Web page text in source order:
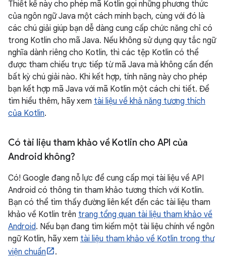
Thiết kế này cho phép mã Kotlin gọi những phương thức
của ngôn ngữ Java một cách minh bạch, cùng với đó là
các chú giải giúp bạn dễ dàng cung cấp chức năng chỉ có
trong Kotlin cho mã Java. Nếu không sử dụng quy tắc ngữ
nghĩa dành riêng cho Kotlin, thì các tệp Kotlin có thể
được tham chiếu trực tiếp từ mã Java mà không cần đến
bất kỳ chú giải nào. Khi kết hợp, tính năng này cho phép
bạn kết hợp mã Java với mã Kotlin một cách chi tiết. Để
tìm hiểu thêm, hãy xem tài liệu về khả năng tương thích
của Kotlin.
Có tài liệu tham khảo về Kotlin cho API của
Android không?
Có! Google đang nỗ lực để cung cấp mọi tài liệu về API
Android có thông tin tham khảo tương thích với Kotlin.
Bạn có thể tìm thấy đường liên kết đến các tài liệu tham
khảo về Kotlin trên trang tổng quan tài liệu tham khảo về
Android. Nếu bạn đang tìm kiếm một tài liệu chính về ngôn
ngữ Kotlin, hãy xem tài liệu tham khảo về Kotlin trong thư
viện chuẩn
.